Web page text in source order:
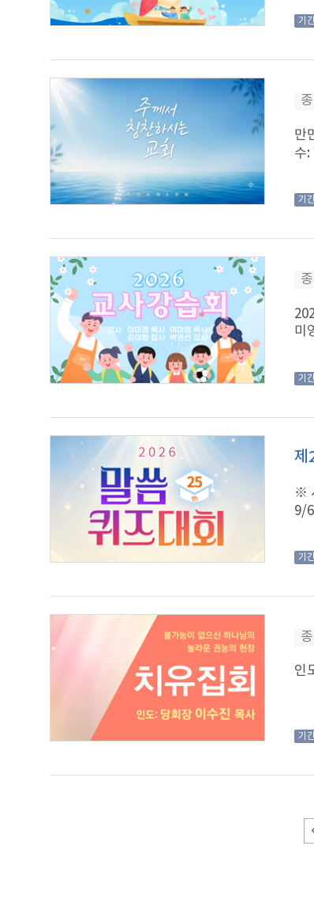
기
만
수
기
미
기
제
※
9/
기
인
기